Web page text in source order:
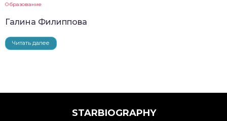
Образование
Галина Филиппова
Читать далее
STARBIOGRAPHY